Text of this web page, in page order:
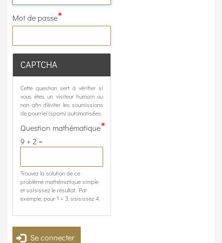
Mot de passe
CAPTCHA
Cette question sert à vérifier si
vous êtes un visiteur humain ou
non afin d'éviter les soumissions
de pourriel (spam) automatisées.
Question mathématique
9 + 2 =
Trouvez la solution de ce
problème mathématique simple
et saisissez le résultat. Par
exemple, pour 1 + 3, saisissez 4.
Se connecter